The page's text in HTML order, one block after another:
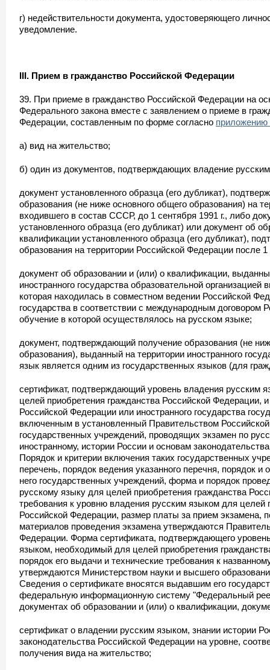
г) недействительности документа, удостоверяющего
уведомление.
III. Прием в гражданство Российской Федерации
39. При приеме в гражданство Российской Федерации на
Федерального закона вместе с заявлением о приеме в
Федерации, составленным по форме согласно приложению
а) вид на жительство;
б) один из документов, подтверждающих владение
документ установленного образца (его дубликат),
образования (не ниже основного общего образования) на
входившего в состав СССР, до 1 сентября 1991 г., либо
установленного образца (его дубликат) или документ об
квалификации установленного образца (его дубликат),
образования на территории Российской Федерации после 1
документ об образовании и (или) о квалификации,
иностранного государства образовательной организацией
которая находилась в совместном ведении Российской
государства в соответствии с международным договором
обучение в которой осуществлялось на русском языке;
документ, подтверждающий получение образования (не
образования), выданный на территории иностранного
язык является одним из государственных языков (для
сертификат, подтверждающий уровень владения русским
целей приобретения гражданства Российской Федерации,
Российской Федерации или иностранного государства
включенным в установленный Правительством
государственных учреждений, проводящих экзамен по
иностранному, истории России и основам
Порядок и критерии включения таких государственных
перечень, порядок ведения указанного перечня, порядок и
него государственных учреждений, форма и порядок
русскому языку для целей приобретения гражданства
требования к уровню владения русским языком для целей
Российской Федерации, размер платы за прием экзамена,
материалов проведения экзамена утверждаются
Федерации. Форма сертификата, подтверждающего
языком, необходимый для целей приобретения
порядок его выдачи и технические требования к
утверждаются Министерством науки и высшего
Сведения о сертификате вносятся выдавшим его
федеральную информационную систему "Федеральный
документах об образовании и (или) о квалификации,
сертификат о владении русским языком, знании истории
законодательства Российской Федерации на уровне,
получения вида на жительство;